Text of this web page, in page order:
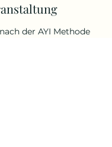
der AYI Methode